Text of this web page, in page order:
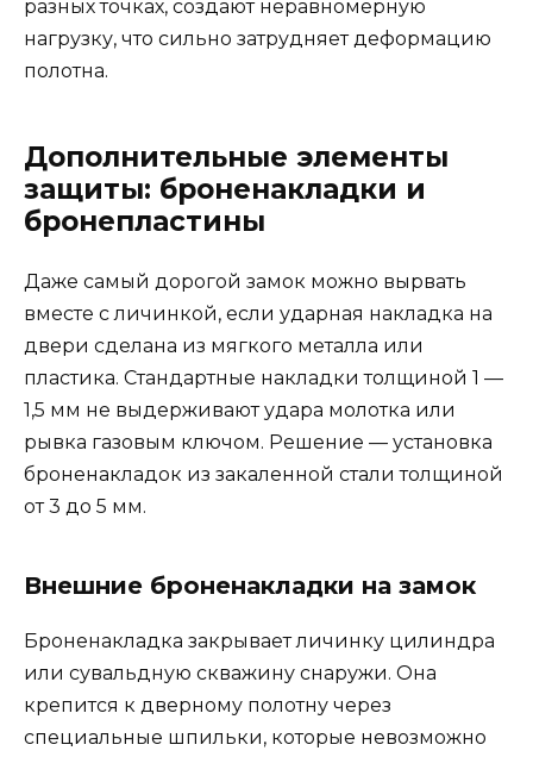
разных точках, создают неравномерную
нагрузку, что сильно затрудняет деформацию
полотна.
Дополнительные элементы
защиты: броненакладки и
бронепластины
Даже самый дорогой замок можно вырвать
вместе с личинкой, если ударная накладка на
двери сделана из мягкого металла или
пластика. Стандартные накладки толщиной 1 —
1,5 мм не выдерживают удара молотка или
рывка газовым ключом. Решение — установка
броненакладок из закаленной стали толщиной
от 3 до 5 мм.
Внешние броненакладки на замок
Броненакладка закрывает личинку цилиндра
или сувальдную скважину снаружи. Она
крепится к дверному полотну через
специальные шпильки, которые невозможно